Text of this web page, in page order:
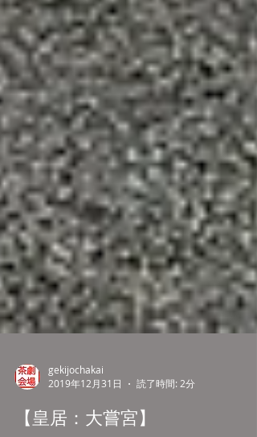
gekijochakai
2019年12月31日
読了時間: 2分